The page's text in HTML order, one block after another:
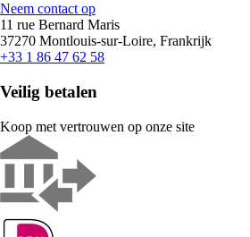
Neem contact op
11 rue Bernard Maris
37270 Montlouis-sur-Loire, Frankrijk
+33 1 86 47 62 58
Veilig betalen
Koop met vertrouwen op onze site